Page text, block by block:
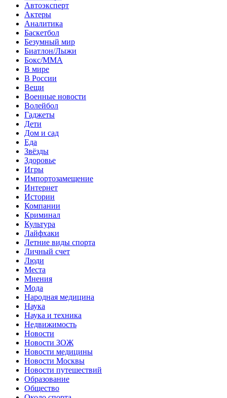
Автоэксперт
Актеры
Аналитика
Баскетбол
Безумный мир
Биатлон/Лыжи
Бокс/MMA
В мире
В России
Вещи
Военные новости
Волейбол
Гаджеты
Дети
Дом и сад
Еда
Звёзды
Здоровье
Игры
Импортозамещение
Интернет
Истории
Компании
Криминал
Культура
Лайфхаки
Летние виды спорта
Личный счет
Люди
Места
Мнения
Мода
Народная медицина
Наука
Наука и техника
Недвижимость
Новости
Новости ЗОЖ
Новости медицины
Новости Москвы
Новости путешествий
Образование
Общество